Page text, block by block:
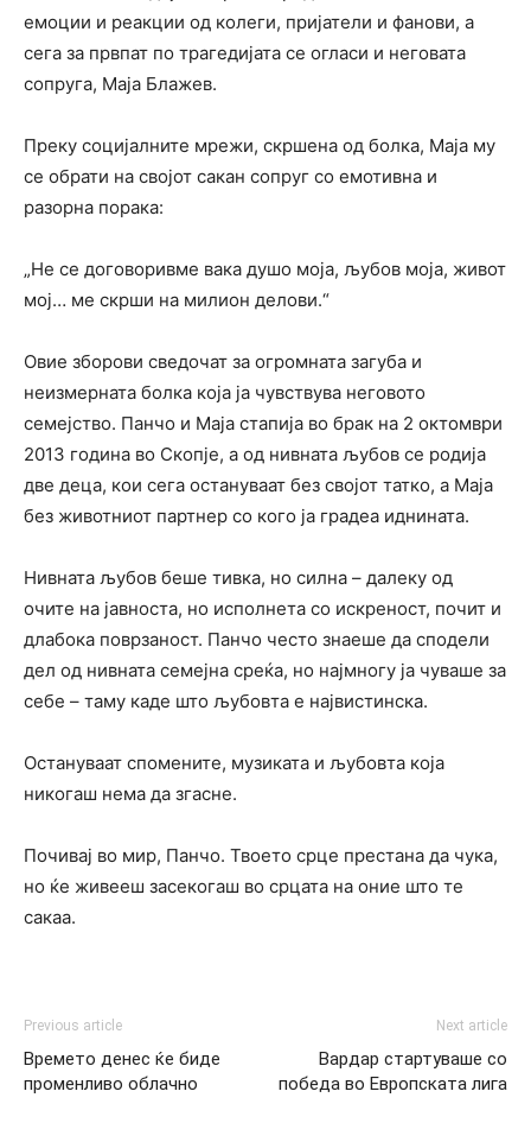
емоции и реакции од колеги, пријатели и фанови, а
сега за првпат по трагедијата се огласи и неговата
сопруга, Маја Блажев.
Преку социјалните мрежи, скршена од болка, Маја му
се обрати на својот сакан сопруг со емотивна и
разорна порака:
„Не се договоривме вака душо моја, љубов моја, живот
мој… ме скрши на милион делови.“
Овие зборови сведочат за огромната загуба и
неизмерната болка која ја чувствува неговото
семејство. Панчо и Маја стапија во брак на 2 октомври
2013 година во Скопје, а од нивната љубов се родија
две деца, кои сега остануваат без својот татко, а Маја
без животниот партнер со кого ја градеа иднината.
Нивната љубов беше тивка, но силна – далеку од
очите на јавноста, но исполнета со искреност, почит и
длабока поврзаност. Панчо често знаеше да сподели
дел од нивната семејна среќа, но најмногу ја чуваше за
себе – таму каде што љубовта е највистинска.
Остануваат спомените, музиката и љубовта која
никогаш нема да згасне.
Почивај во мир, Панчо. Твоето срце престана да чука,
но ќе живееш засекогаш во срцата на оние што те
сакаа.
Previous article
Времето денес ќе биде
променливо облачно
Next article
Вардар стартуваше со
победа во Европската лига